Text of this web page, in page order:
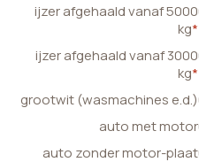
ijzer afgehaald vanaf 5000
kg*
ijzer afgehaald vanaf 3000
kg*
grootwit (wasmachines e.d.)
auto met motor
auto zonder motor-plaat